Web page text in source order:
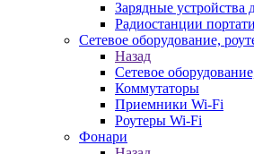
Зарядные устройства
Радиостанции
Сетевое оборудование,
Назад
Сетевое
Коммутаторы
Приемники Wi-Fi
Роутеры Wi-Fi
Фонари